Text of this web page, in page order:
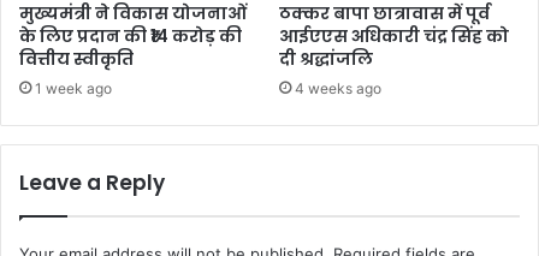
मुख्यमंत्री ने विकास योजनाओं
के लिए प्रदान की ₹14 करोड़ की
वित्तीय स्वीकृति
1 week ago
ठक्कर बापा छात्रावास में पूर्व
आईएएस अधिकारी चंद्र सिंह को
दी श्रद्धांजलि
4 weeks ago
Leave a Reply